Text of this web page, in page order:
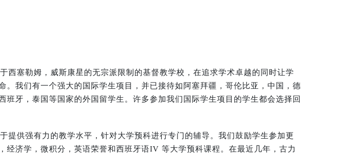
西塞勒姆，威斯康星的无宗派限制的基督教学校，在追求学术卓越的同时让学
。我们有一个强大的国际学生项目，并已接待如阿塞拜疆，哥伦比亚，中国，德
班牙，泰国等国家的外国留学生。许多参加我们国际学生项目的学生都会选择回
提供强有力的教学水平，针对大学预科进行专门的辅导。我们鼓励学生参加更
经济学，微积分，英语荣誉和西班牙语IV 等大学预科课程。在最近几年，古力